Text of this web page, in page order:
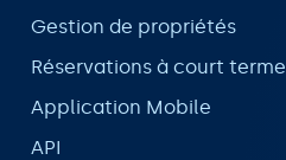
Gestion de propriétés
Réservations à court terme
Application Mobile
API